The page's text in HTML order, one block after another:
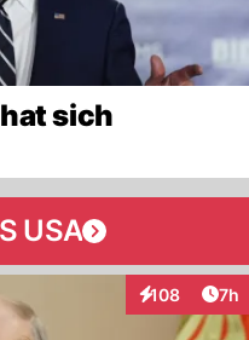
sich
USA
108
Interaktionen
7h